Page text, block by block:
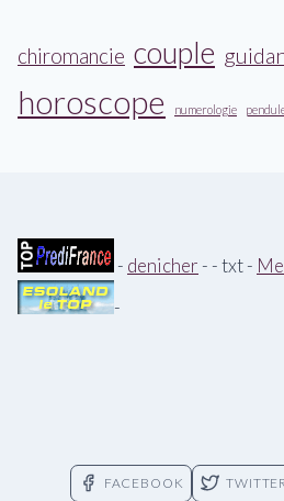
chiromancie couple
horoscope numerologie
- denicher - - txt -
-
FACEBOOK